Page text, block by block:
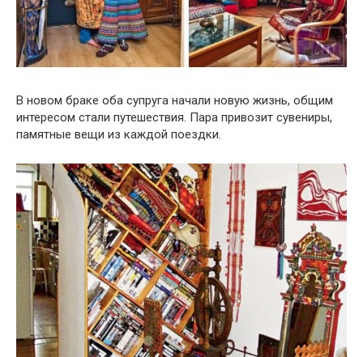
В новом браке оба супруга начали новую жизнь, общим
интересом стали путешествия. Пара привозит сувениры,
памятные вещи из каждой поездки.